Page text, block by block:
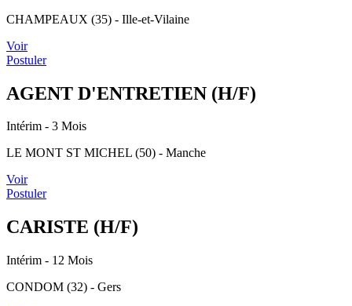
CHAMPEAUX (35) - Ille-et-Vilaine
Voir
Postuler
AGENT D'ENTRETIEN (H/F)
Intérim - 3 Mois
LE MONT ST MICHEL (50) - Manche
Voir
Postuler
CARISTE (H/F)
Intérim - 12 Mois
CONDOM (32) - Gers